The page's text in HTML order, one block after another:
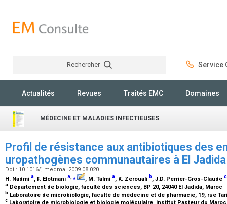
Rechercher Service
Actualités Revues Traités EMC Domaines
MÉDECINE ET MALADIES INFECTIEUSES
Profil de résistance aux antibiotiques des
uropathogènes communautaires à El
Doi : 10.1016/j.medmal.2009.08.020
H. Nadmi a, F. Elotmani a,⁎ , M. Talmi a, K. Zerouali b, J.D. Perrier-Gros-Claude c
a Département de biologie, faculté des sciences, BP 20, 24040 El Jadida, Maroc
b Laboratoire de microbiologie, faculté de médecine et de pharmacie, 19, rue
c